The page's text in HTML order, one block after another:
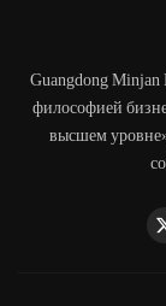
Guangdong Minjan
философией
высшем